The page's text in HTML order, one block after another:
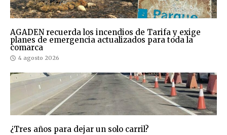
AGADEN recuerda los incendios de Tarifa y exige
planes de emergencia actualizados para toda la
comarca
4 agosto 2026
¿Tres años para dejar un solo carril?